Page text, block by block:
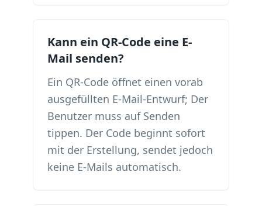
Kann ein QR-Code eine E-
Mail senden?
Ein QR-Code öffnet einen vorab
ausgefüllten E-Mail-Entwurf; Der
Benutzer muss auf Senden
tippen. Der Code beginnt sofort
mit der Erstellung, sendet jedoch
keine E-Mails automatisch.